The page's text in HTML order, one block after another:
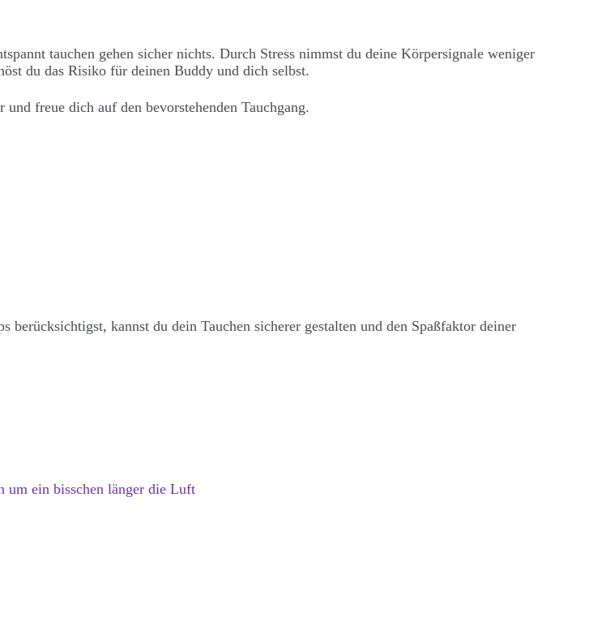
tauchen gehen sicher nichts. Durch Stress nimmst du deine Körpersignale weniger
du das Risiko für deinen Buddy und dich selbst.
freue dich auf den bevorstehenden Tauchgang.
kannst du dein Tauchen sicherer gestalten und den Spaßfaktor deiner